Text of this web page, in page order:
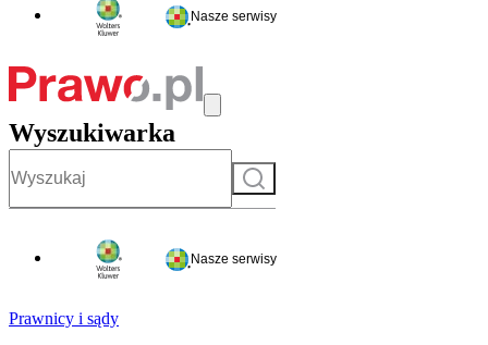
Nasze serwisy
Wyszukiwarka
Szukaj
Nasze serwisy
Prawnicy i sądy